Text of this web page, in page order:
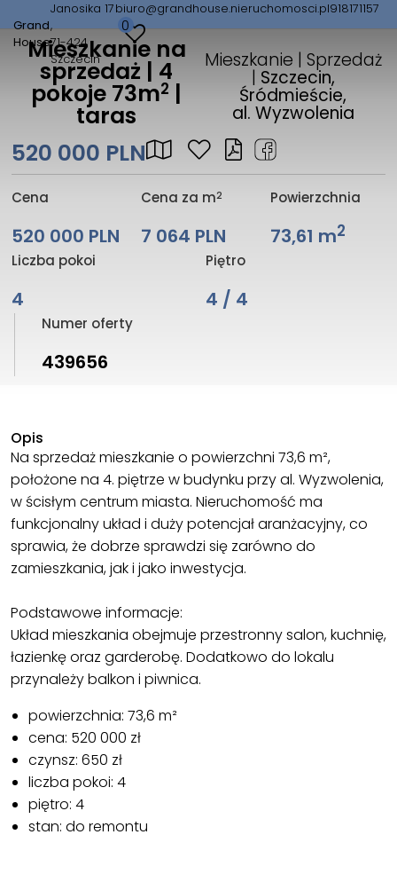
Grand
House
Janosika 17
71-424
Szczecin
biuro@grandhouse.nieruchomosci.pl918171157
0
Mieszkanie na
sprzedaż | 4
pokoje 73m2 |
taras
Mieszkanie | Sprzedaż
| Szczecin,
Śródmieście,
al. Wyzwolenia
520 000 PLN
Cena
520 000 PLN
Cena za m2
7 064 PLN
Powierzchnia
73,61 m2
Liczba pokoi
4
Piętro
4 / 4
Numer oferty
439656
Opis
Na sprzedaż mieszkanie o powierzchni 73,6 m²,
położone na 4. piętrze w budynku przy al. Wyzwolenia,
w ścisłym centrum miasta. Nieruchomość ma
funkcjonalny układ i duży potencjał aranżacyjny, co
sprawia, że dobrze sprawdzi się zarówno do
zamieszkania, jak i jako inwestycja.
Podstawowe informacje:
Układ mieszkania obejmuje przestronny salon, kuchnię,
łazienkę oraz garderobę. Dodatkowo do lokalu
przynależy balkon i piwnica.
powierzchnia: 73,6 m²
cena: 520 000 zł
czynsz: 650 zł
liczba pokoi: 4
piętro: 4
stan: do remontu